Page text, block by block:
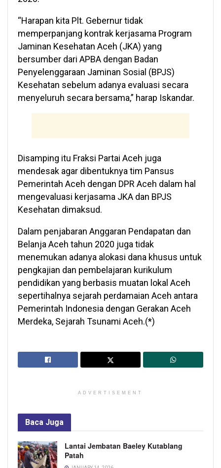
“Harapan kita Plt. Gebernur tidak
memperpanjang kontrak kerjasama Program
Jaminan Kesehatan Aceh (JKA) yang
bersumber dari APBA dengan Badan
Penyelenggaraan Jaminan Sosial (BPJS)
Kesehatan sebelum adanya evaluasi secara
menyeluruh secara bersama,” harap Iskandar.
Disamping itu Fraksi Partai Aceh juga
mendesak agar dibentuknya tim Pansus
Pemerintah Aceh dengan DPR Aceh dalam hal
mengevaluasi kerjasama JKA dan BPJS
Kesehatan dimaksud.
Dalam penjabaran Anggaran Pendapatan dan
Belanja Aceh tahun 2020 juga tidak
menemukan adanya alokasi dana khusus untuk
pengkajian dan pembelajaran kurikulum
pendidikan yang berbasis muatan lokal Aceh
sepertihalnya sejarah perdamaian Aceh antara
Pemerintah Indonesia dengan Gerakan Aceh
Merdeka, Sejarah Tsunami Aceh.(*)
ADVERTISEMENT
Baca Juga
Lantai Jembatan Baeley Kutablang
Patah